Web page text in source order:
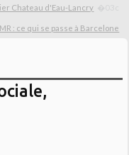
Chateau d'Eau-Lancry
: ce qui se passe à Barcelone